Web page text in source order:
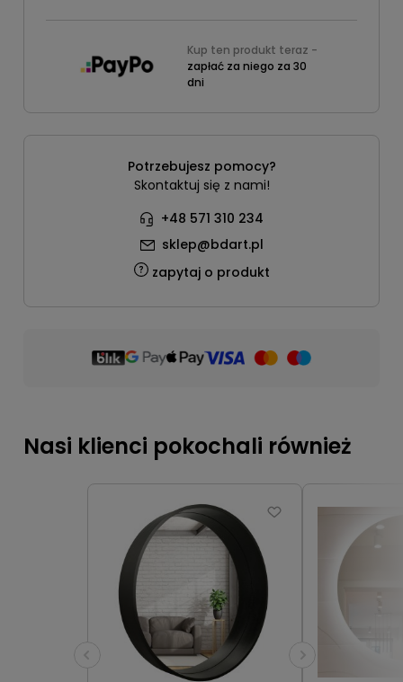
Kup ten produkt teraz -
zapłać za niego za 30
dni
Potrzebujesz pomocy?
Skontaktuj się z nami!
+48 571 310 234
sklep@bdart.pl
zapytaj o produkt
Nasi klienci pokochali również